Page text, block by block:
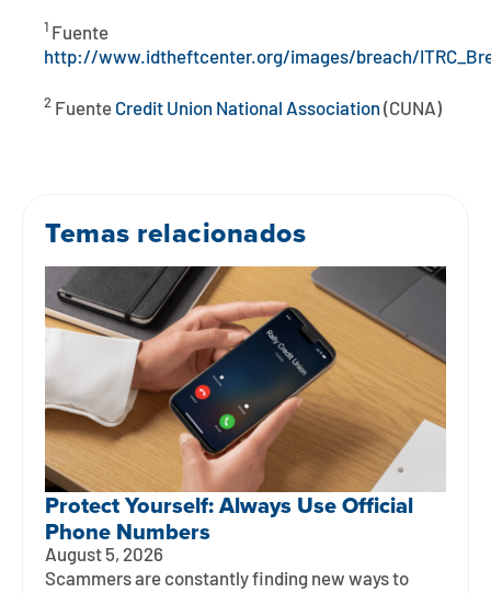
1
Fuente
http://www.idtheftcenter.org/images/breach/
2 Fuente Credit Union National Association (CUNA)
Temas relacionados
Protect Yourself: Always Use Official
Phone Numbers
August 5, 2026
Scammers are constantly finding new ways to